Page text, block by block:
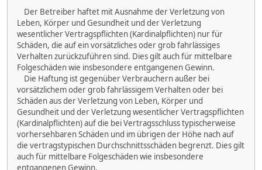
Der Betreiber haftet mit Ausnahme der Verletzung von
Leben, Körper und Gesundheit und der Verletzung
wesentlicher Vertragspflichten (Kardinalpflichten) nur für
Schäden, die auf ein vorsätzliches oder grob fahrlässiges
Verhalten zurückzuführen sind. Dies gilt auch für mittelbare
Folgeschäden wie insbesondere entgangenen Gewinn.
Die Haftung ist gegenüber Verbrauchern außer bei
vorsätzlichem oder grob fahrlässigem Verhalten oder bei
Schäden aus der Verletzung von Leben, Körper und
Gesundheit und der Verletzung wesentlicher Vertragspflichten
(Kardinalpflichten) auf die bei Vertragsschluss typischerweise
vorhersehbaren Schäden und im übrigen der Höhe nach auf
die vertragstypischen Durchschnittsschäden begrenzt. Dies gilt
auch für mittelbare Folgeschäden wie insbesondere
entgangenen Gewinn.